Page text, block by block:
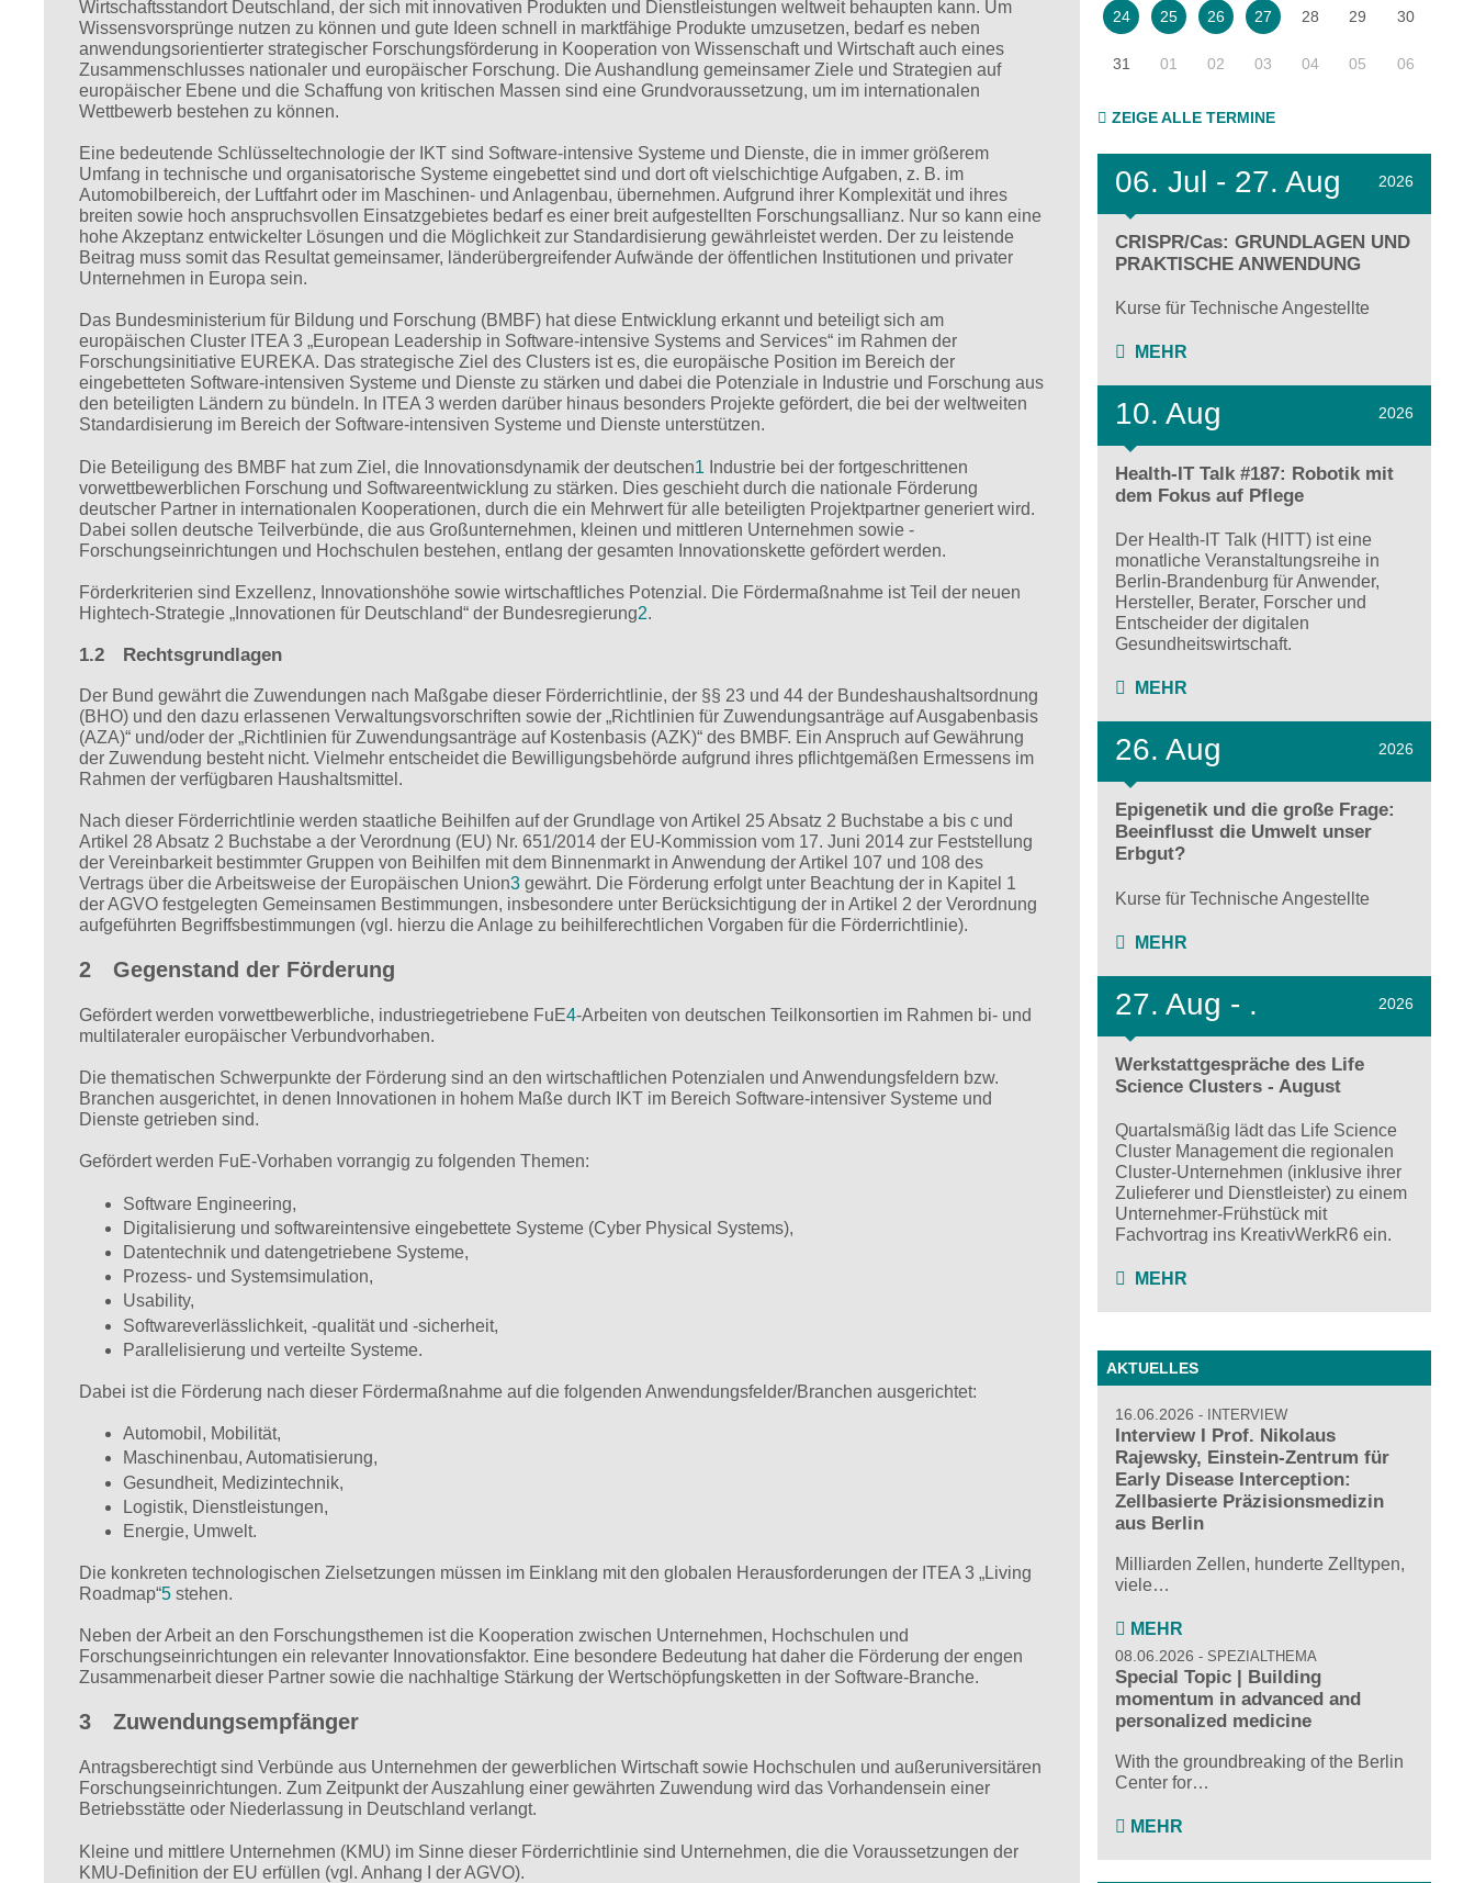
Wirtschaftsstandort Deutschland, der sich mit innovativen Produkten und Dienstleistungen weltweit behaupten kann. Um
Wissensvorsprünge nutzen zu können und gute Ideen schnell in marktfähige Produkte umzusetzen, bedarf es neben
anwendungsorientierter strategischer Forschungsförderung in Kooperation von Wissenschaft und Wirtschaft auch ­eines
Zusammenschlusses nationaler und europäischer Forschung. Die Aushandlung gemeinsamer Ziele und Strategien auf
europäischer Ebene und die Schaffung von kritischen Massen sind eine Grundvoraussetzung, um im inter­nationalen
Wettbewerb bestehen zu können.
Eine bedeutende Schlüsseltechnologie der IKT sind Software-intensive Systeme und Dienste, die in immer größerem
Umfang in technische und organisatorische Systeme eingebettet sind und dort oft vielschichtige Aufgaben, z. B. im
Automobilbereich, der Luftfahrt oder im Maschinen- und Anlagenbau, übernehmen. Aufgrund ihrer Komplexität und ihres
breiten sowie hoch anspruchsvollen Einsatzgebietes bedarf es einer breit aufgestellten Forschungsallianz. Nur so kann eine
hohe Akzeptanz entwickelter Lösungen und die Möglichkeit zur Standardisierung gewährleistet werden. Der zu leistende
Beitrag muss somit das Resultat gemeinsamer, länderübergreifender Aufwände der öffentlichen Institutionen und privater
Unternehmen in Europa sein.
Das Bundesministerium für Bildung und Forschung (BMBF) hat diese Entwicklung erkannt und beteiligt sich am
europäischen Cluster ITEA 3 „European Leadership in Software-intensive Systems and Services“ im Rahmen der
Forschungsinitiative EUREKA. Das strategische Ziel des Clusters ist es, die europäische Position im Bereich der
eingebetteten Software-intensiven Systeme und Dienste zu stärken und dabei die Potenziale in Industrie und Forschung aus
den beteiligten Ländern zu bündeln. In ITEA 3 werden darüber hinaus besonders Projekte gefördert, die bei der weltweiten
Standardisierung im Bereich der Software-intensiven Systeme und Dienste unterstützen.
Die Beteiligung des BMBF hat zum Ziel, die Innovationsdynamik der deutschen1 Industrie bei der fortgeschrittenen
vorwettbewerblichen Forschung und Softwareentwicklung zu stärken. Dies geschieht durch die nationale Förderung
deutscher Partner in internationalen Kooperationen, durch die ein Mehrwert für alle beteiligten Projektpartner generiert wird.
Dabei sollen deutsche Teilverbünde, die aus Großunternehmen, kleinen und mittleren Unternehmen sowie ­
Forschungseinrichtungen und Hochschulen bestehen, entlang der gesamten Innovationskette gefördert werden.
Förderkriterien sind Exzellenz, Innovationshöhe sowie wirtschaftliches Potenzial. Die Fördermaßnahme ist Teil der neuen
Hightech-Strategie „Innovationen für Deutschland“ der Bundesregierung2.
1.2 Rechtsgrundlagen
Der Bund gewährt die Zuwendungen nach Maßgabe dieser Förderrichtlinie, der §§ 23 und 44 der Bundeshaushaltsordnung
(BHO) und den dazu erlassenen Verwaltungsvorschriften sowie der „Richtlinien für Zuwendungsanträge auf Ausgabenbasis
(AZA)“ und/oder der „Richtlinien für Zuwendungsanträge auf Kostenbasis (AZK)“ des BMBF. Ein Anspruch auf Gewährung
der Zuwendung besteht nicht. Vielmehr entscheidet die Bewilligungsbehörde aufgrund ihres pflichtgemäßen Ermessens im
Rahmen der verfügbaren Haushaltsmittel.
Nach dieser Förderrichtlinie werden staatliche Beihilfen auf der Grundlage von Artikel 25 Absatz 2 Buchstabe a bis c und
Artikel 28 Absatz 2 Buchstabe a der Verordnung (EU) Nr. 651/2014 der EU-Kommission vom 17. Juni 2014 zur Feststellung
der Vereinbarkeit bestimmter Gruppen von Beihilfen mit dem Binnenmarkt in Anwendung der Artikel 107 und 108 des
Vertrags über die Arbeitsweise der Europäischen Union3 gewährt. Die Förderung erfolgt unter Beachtung der in Kapitel 1
der AGVO festgelegten Gemeinsamen Bestimmungen, insbesondere unter Berücksichtigung der in Artikel 2 der Verordnung
aufgeführten Begriffsbestimmungen (vgl. hierzu die Anlage zu beihilferechtlichen Vorgaben für die Förderrichtlinie).
2 Gegenstand der Förderung
Gefördert werden vorwettbewerbliche, industriegetriebene FuE4-Arbeiten von deutschen Teilkonsortien im Rahmen bi- und
multilateraler europäischer Verbundvorhaben.
Die thematischen Schwerpunkte der Förderung sind an den wirtschaftlichen Potenzialen und Anwendungsfeldern bzw.
Branchen ausgerichtet, in denen Innovationen in hohem Maße durch IKT im Bereich Software-intensiver Systeme und
Dienste getrieben sind.
Gefördert werden FuE-Vorhaben vorrangig zu folgenden Themen:
Software Engineering,
Digitalisierung und softwareintensive eingebettete Systeme (Cyber Physical Systems),
Datentechnik und datengetriebene Systeme,
Prozess- und Systemsimulation,
Usability,
Softwareverlässlichkeit, -qualität und -sicherheit,
Parallelisierung und verteilte Systeme.
Dabei ist die Förderung nach dieser Fördermaßnahme auf die folgenden Anwendungsfelder/Branchen ausgerichtet:
Automobil, Mobilität,
Maschinenbau, Automatisierung,
Gesundheit, Medizintechnik,
Logistik, Dienstleistungen,
Energie, Umwelt.
Die konkreten technologischen Zielsetzungen müssen im Einklang mit den globalen Herausforderungen der ITEA 3 „Living
Roadmap“5 stehen.
Neben der Arbeit an den Forschungsthemen ist die Kooperation zwischen Unternehmen, Hochschulen und
Forschungseinrichtungen ein relevanter Innovationsfaktor. Eine besondere Bedeutung hat daher die Förderung der engen
Zusammenarbeit dieser Partner sowie die nachhaltige Stärkung der Wertschöpfungsketten in der Software-Branche.
3 Zuwendungsempfänger
Antragsberechtigt sind Verbünde aus Unternehmen der gewerblichen Wirtschaft sowie Hochschulen und außeruniversitären
Forschungseinrichtungen. Zum Zeitpunkt der Auszahlung einer gewährten Zuwendung wird das Vorhandensein einer
Betriebsstätte oder Niederlassung in Deutschland verlangt.
Kleine und mittlere Unternehmen (KMU) im Sinne dieser Förderrichtlinie sind Unternehmen, die die Voraussetzungen der
KMU-Definition der EU erfüllen (vgl. Anhang I der AGVO).
24 25 26 27 28 29 30
31 01 02 03 04 05 06
ZEIGE ALLE TERMINE
06. Jul - 27. Aug 2026
CRISPR/Cas: GRUNDLAGEN UND
PRAKTISCHE ANWENDUNG
Kurse für Technische Angestellte
MEHR
10. Aug 2026
Health-IT Talk #187: Robotik mit
dem Fokus auf Pflege
Der Health-IT Talk (HITT) ist eine
monatliche Veranstaltungsreihe in
Berlin-Brandenburg für Anwender,
Hersteller, Berater, Forscher und
Entscheider der digitalen
Gesundheitswirtschaft.
MEHR
26. Aug 2026
Epigenetik und die große Frage:
Beeinflusst die Umwelt unser
Erbgut?
Kurse für Technische Angestellte
MEHR
27. Aug - . 2026
Werkstattgespräche des Life
Science Clusters - August
Quartalsmäßig lädt das Life Science
Cluster Management die regionalen
Cluster-Unternehmen (inklusive ihrer
Zulieferer und Dienstleister) zu einem
Unternehmer-Frühstück mit
Fachvortrag ins KreativWerkR6 ein.
MEHR
AKTUELLES
16.06.2026 INTERVIEW
Interview I Prof. Nikolaus
Rajewsky, Einstein-Zentrum für
Early Disease Interception:
Zellbasierte Präzisionsmedizin
aus Berlin
Milliarden Zellen, hunderte Zelltypen,
viele…
MEHR
08.06.2026 SPEZIALTHEMA
Special Topic | Building
momentum in advanced and
personalized medicine
With the groundbreaking of the Berlin
Center for…
MEHR